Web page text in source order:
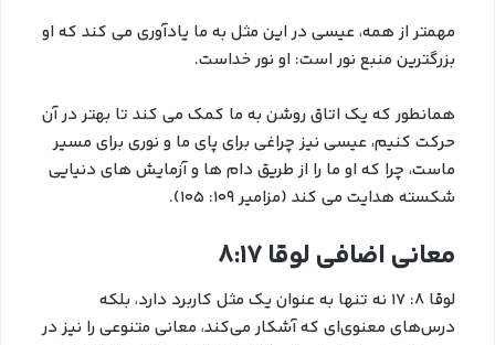
مهمتر از همه، عیسی در این مثل به ما یادآوری می کند که او
بزرگترین منبع نور است: او نور خداست.
همانطور که یک اتاق روشن به ما کمک می کند تا بهتر در آن
حرکت کنیم، عیسی نیز چراغی برای پای ما و نوری برای مسیر
ماست، چرا که او ما را از طریق دام ها و آزمایش های دنیایی
شکسته هدایت می کند (مزامیر 109: 105).
معانی اضافی لوقا 8:17
لوقا 8: 17 نه تنها به عنوان یک مثل کاربرد دارد، بلکه
درس‌های معنوی‌ای که آشکار می‌کند، معانی متنوعی را نیز در